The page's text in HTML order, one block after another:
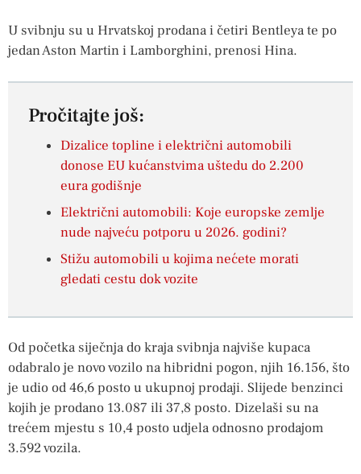
U svibnju su u Hrvatskoj prodana i četiri Bentleya te po
jedan Aston Martin i Lamborghini, prenosi Hina.
Pročitajte još:
Dizalice topline i električni automobili
donose EU kućanstvima uštedu do 2.200
eura godišnje
Električni automobili: Koje europske zemlje
nude najveću potporu u 2026. godini?
Stižu automobili u kojima nećete morati
gledati cestu dok vozite
Od početka siječnja do kraja svibnja najviše kupaca
odabralo je novo vozilo na hibridni pogon, njih 16.156, što
je udio od 46,6 posto u ukupnoj prodaji. Slijede benzinci
kojih je prodano 13.087 ili 37,8 posto. Dizelaši su na
trećem mjestu s 10,4 posto udjela odnosno prodajom
3.592 vozila.